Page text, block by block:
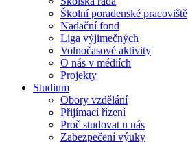
Školní poradenské pracoviště
Nadační fond
Liga výjimečných
Volnočasové aktivity
O nás v médiích
Projekty
Studium
Obory vzdělání
Přijímací řízení
Proč studovat u nás
Zabezpečení výuky